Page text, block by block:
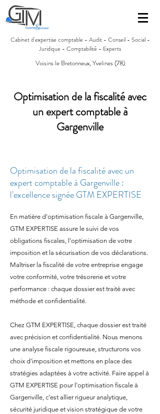
Cabinet d'expertise comptable - Audit - Conseil - Social -
Juridique - Comptabilité - Experts
Voisins le Bretonneux, Yvelines (78)
Optimisation de la fiscalité avec
un expert comptable à
Gargenville
Optimisation de la fiscalité avec un
expert comptable à Gargenville :
l'excellence signée GTM EXPERTISE
En matière d'optimisation fiscale à Gargenville,
GTM EXPERTISE assure le suivi de vos
obligations fiscales, l'optimisation de votre
imposition et la sécurisation de vos déclarations.
Maîtriser la fiscalité de votre entreprise engage
votre conformité, votre trésorerie et votre
performance : chaque dossier est traité avec
méthode et confidentialité.
Chez GTM EXPERTISE, chaque dossier est traité
avec précision et confidentialité. Nous menons
une analyse fiscale rigoureuse, structurons vos
choix d'imposition et mettons en place des
stratégies adaptées à votre activité. Faire appel à
GTM EXPERTISE pour l'optimisation fiscale à
Gargenville, c'est allier rigueur analytique,
sécurité juridique et vision stratégique de votre